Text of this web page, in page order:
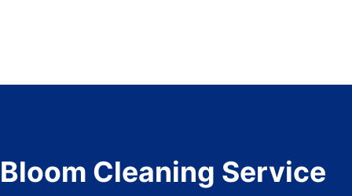
Bloom Cleaning Service